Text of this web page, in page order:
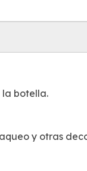
la botella.
y otras